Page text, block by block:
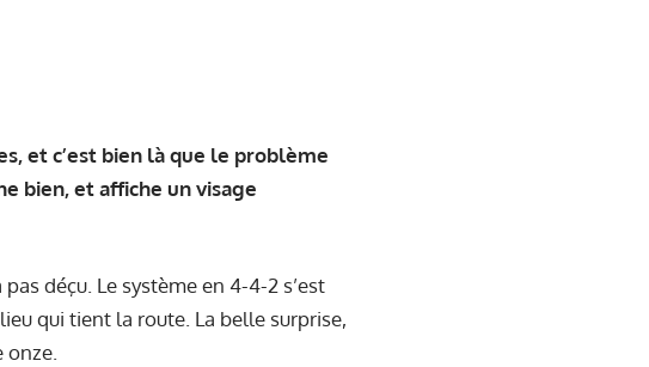
et c’est bien là que le problème
bien, et affiche un visage
déçu. Le système en 4-4-2 s’est
qui tient la route. La belle surprise,
onze.